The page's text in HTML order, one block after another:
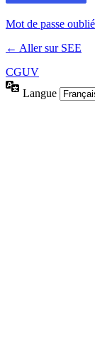
Mot de passe
← Aller sur SEE
CGUV
Langue